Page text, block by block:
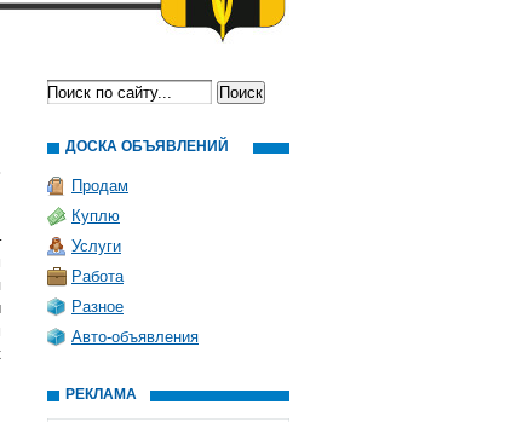
ДОСКА ОБЪЯВЛЕНИЙ
Продам
Куплю
Услуги
Работа
Разное
Авто-объявления
РЕКЛАМА